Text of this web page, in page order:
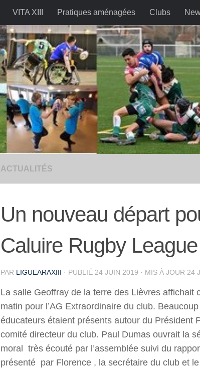
VITA XIII Pratiques aménagées Clubs
ACTUALITÉS
Un nouveau départ
Caluire Rugby League
PAR LIGUEARAXIII · PUBLIÉ 24 JUIN 2019 · MIS À JOUR 24
La salle Geoffray de la terre des Lièvres affichait
matin pour l’AG Extraordinaire du club.
éducateurs étaient présents autour du Président
comité directeur du club. Paul Dumas ouvrait la
moral très écouté par l’assemblée suivi du
présenté par Florence , la secrétaire du club et